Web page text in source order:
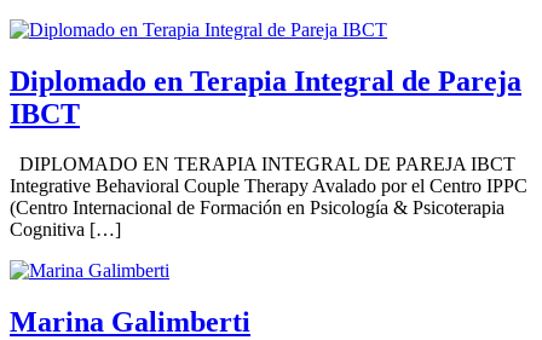
Diplomado en Terapia Integral de Pareja
IBCT
DIPLOMADO EN TERAPIA INTEGRAL DE PAREJA IBCT
Integrative Behavioral Couple Therapy Avalado por el Centro IPPC
(Centro Internacional de Formación en Psicología & Psicoterapia
Cognitiva […]
Marina Galimberti